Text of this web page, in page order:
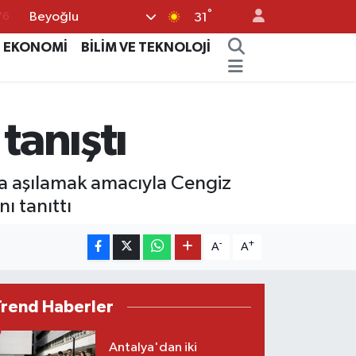
Beyoğlu 31 °
EKONOMİ
BİLİM VE TEKNOLOJİ
amacıyla Cengiz
tanıttı
A- A+
Haberler
Antalya'dan iki